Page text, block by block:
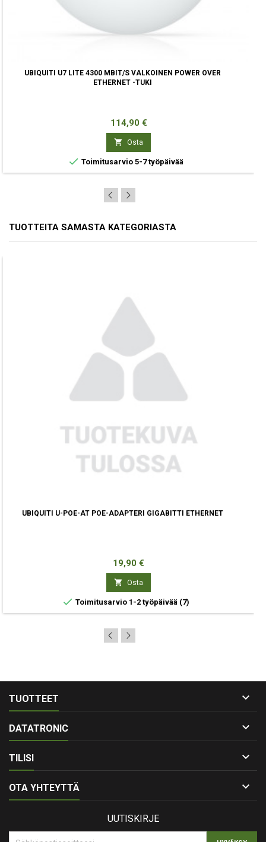
UBIQUITI U7 LITE 4300 MBIT/S VALKOINEN POWER OVER
ETHERNET -TUKI
Hinta
114,90 €
 Osta
 Toimitusarvio 5-7 työpäivää
TUOTTEITA SAMASTA KATEGORIASTA
UBIQUITI U-POE-AT POE-ADAPTERI GIGABITTI ETHERNET
Hinta
19,90 €
 Osta
 Toimitusarvio 1-2 työpäivää (7)
TUOTTEET 
DATATRONIC 
TILISI 
OTA YHTEYTTÄ 
UUTISKIRJE